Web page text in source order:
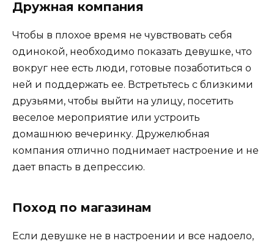
Дружная компания
Чтобы в плохое время не чувствовать себя
одинокой, необходимо показать девушке, что
вокруг нее есть люди, готовые позаботиться о
ней и поддержать ее. Встретьтесь с близкими
друзьями, чтобы выйти на улицу, посетить
веселое мероприятие или устроить
домашнюю вечеринку. Дружелюбная
компания отлично поднимает настроение и не
дает впасть в депрессию.
Поход по магазинам
Если девушке не в настроении и все надоело,